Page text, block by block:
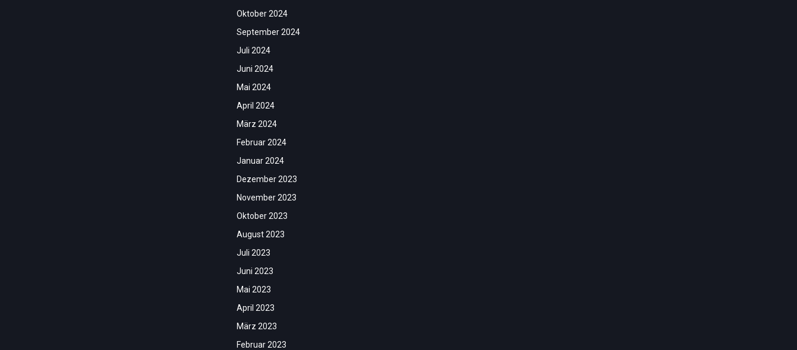
Oktober 2024
September 2024
Juli 2024
Juni 2024
Mai 2024
April 2024
März 2024
Februar 2024
Januar 2024
Dezember 2023
November 2023
Oktober 2023
August 2023
Juli 2023
Juni 2023
Mai 2023
April 2023
März 2023
Februar 2023